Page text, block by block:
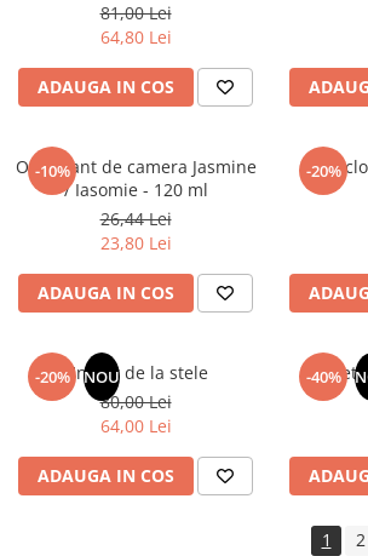
Hartie si Accesorii
Instrumente de scris
Organizare si Arhivare
Articole scolare
Arta
Caiete si Carnetele scolare
Ghiozdane si Penare scolare
Instrumente si Truse Geometrie
Seturi scolare
Calculator
Consumabile & Accesorii
Cadouri
81,00 Lei
64,80 Lei
ADAUGA IN COS
-10%
Odorizant de camera Jasmine
/ Iasomie - 120 ml
26,44 Lei
23,80 Lei
ADAUGA IN COS
-20%
-20% NOU
Un dar de la stele
80,00 Lei
64,00 Lei
ADAUGA IN COS
-40%
1 2